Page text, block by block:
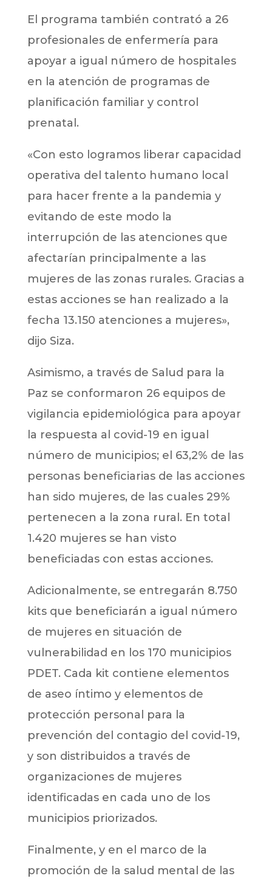
El programa también contrató a 26
profesionales de enfermería para
apoyar a igual número de hospitales
en la atención de programas de
planificación familiar y control
prenatal.
«Con esto logramos liberar capacidad
operativa del talento humano local
para hacer frente a la pandemia y
evitando de este modo la
interrupción de las atenciones que
afectarían principalmente a las
mujeres de las zonas rurales. Gracias a
estas acciones se han realizado a la
fecha 13.150 atenciones a mujeres»,
dijo Siza.
Asimismo, a través de Salud para la
Paz se conformaron 26 equipos de
vigilancia epidemiológica para apoyar
la respuesta al covid-19 en igual
número de municipios; el 63,2% de las
personas beneficiarias de las acciones
han sido mujeres, de las cuales 29%
pertenecen a la zona rural. En total
1.420 mujeres se han visto
beneficiadas con estas acciones.
Adicionalmente, se entregarán 8.750
kits que beneficiarán a igual número
de mujeres en situación de
vulnerabilidad en los 170 municipios
PDET. Cada kit contiene elementos
de aseo íntimo y elementos de
protección personal para la
prevención del contagio del covid-19,
y son distribuidos a través de
organizaciones de mujeres
identificadas en cada uno de los
municipios priorizados.
Finalmente, y en el marco de la
promoción de la salud mental de las